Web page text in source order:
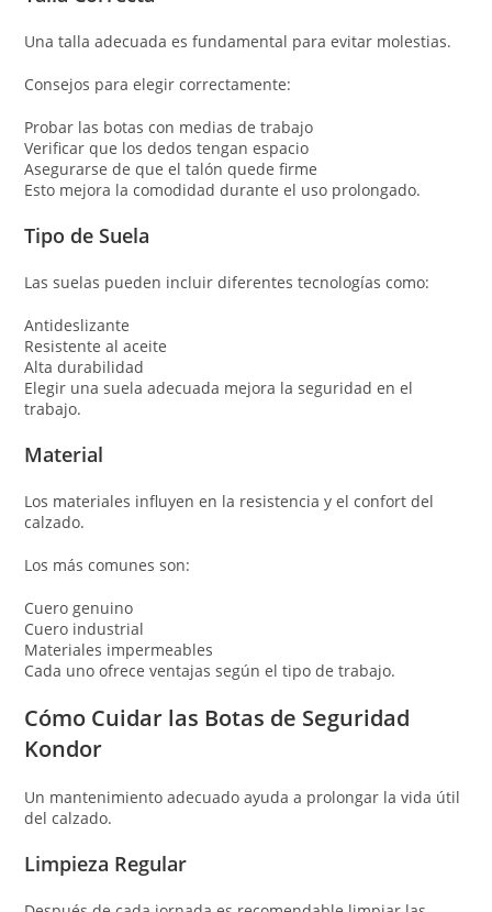
Una talla adecuada es fundamental para evitar molestias.
Consejos para elegir correctamente:
Probar las botas con medias de trabajo
Verificar que los dedos tengan espacio
Asegurarse de que el talón quede firme
Esto mejora la comodidad durante el uso prolongado.
Tipo de Suela
Las suelas pueden incluir diferentes tecnologías como:
Antideslizante
Resistente al aceite
Alta durabilidad
Elegir una suela adecuada mejora la seguridad en el
trabajo.
Material
Los materiales influyen en la resistencia y el confort del
calzado.
Los más comunes son:
Cuero genuino
Cuero industrial
Materiales impermeables
Cada uno ofrece ventajas según el tipo de trabajo.
Cómo Cuidar las Botas de Seguridad
Kondor
Un mantenimiento adecuado ayuda a prolongar la vida útil
del calzado.
Limpieza Regular